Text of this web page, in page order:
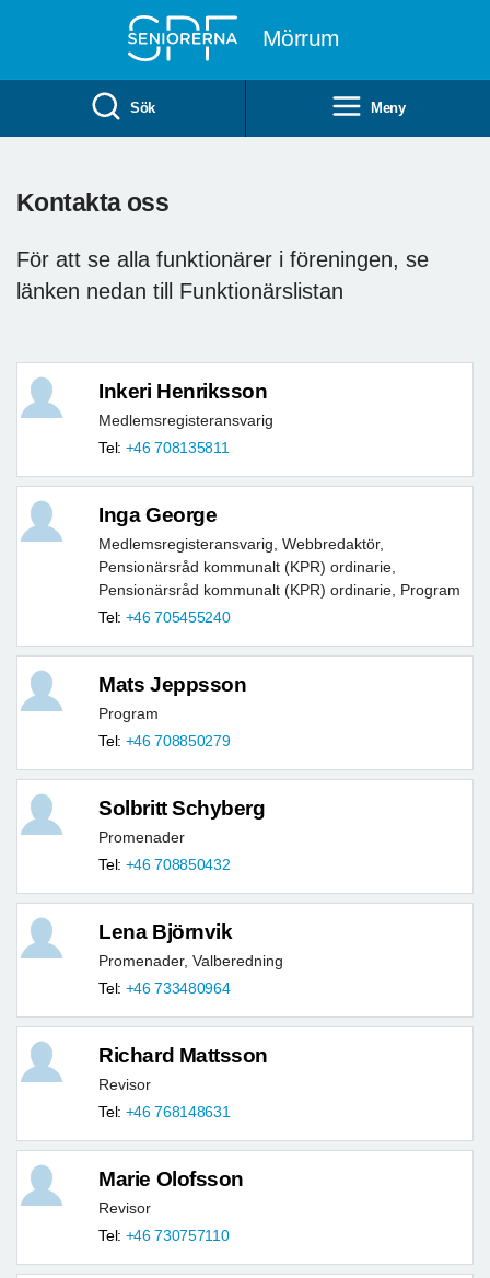
Mörrum
Sök Meny
Kontakta oss
För att se alla funktionärer i föreningen, se
länken nedan till Funktionärslistan
Inkeri Henriksson
Medlemsregisteransvarig
Tel: +46 708135811
Inga George
Medlemsregisteransvarig, Webbredaktör,
Pensionärsråd kommunalt (KPR) ordinarie,
Pensionärsråd kommunalt (KPR) ordinarie, Program
Tel: +46 705455240
Mats Jeppsson
Program
Tel: +46 708850279
Solbritt Schyberg
Promenader
Tel: +46 708850432
Lena Björnvik
Promenader, Valberedning
Tel: +46 733480964
Richard Mattsson
Revisor
Tel: +46 768148631
Marie Olofsson
Revisor
Tel: +46 730757110